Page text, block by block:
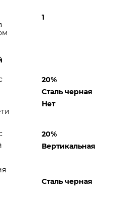
1
20%
Сталь черная
Нет
20%
Вертикальная
Сталь черная